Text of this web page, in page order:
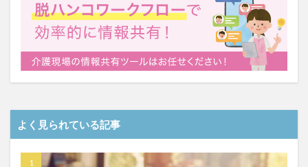
よく見られている記事
フォーユー
スマホ活用
ディフェンス
セミナー
タイムカード
ダレタメすぎと
タレントマネジメント
チーム
チームビルディング
チームを育む
チーム力
つながって！MIRAI
デイサービス
デジタルの日
ファクタリング
ナノファイバーマスク
ニコカレ
パーカー